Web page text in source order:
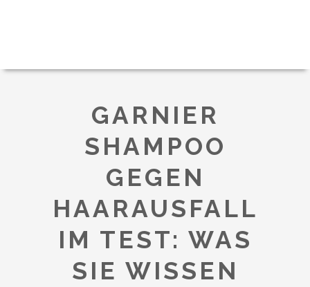
GARNIER
SHAMPOO
GEGEN
HAARAUSFALL
IM TEST: WAS
SIE WISSEN